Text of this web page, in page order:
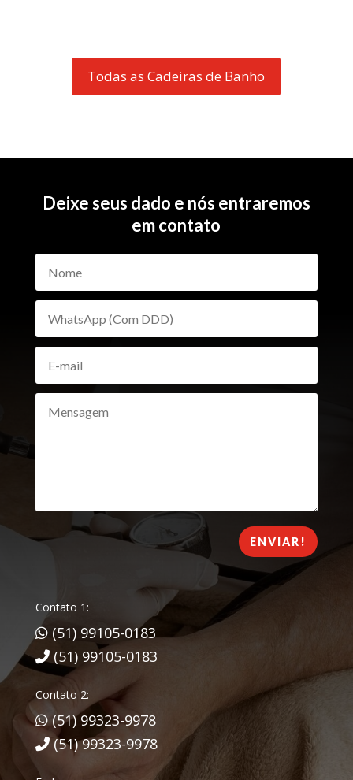
Todas as Cadeiras de Banho
Deixe seus dado e nós entraremos
em contato
ENVIAR!
Contato 1:
(51) 99105-0183
(51) 99105-0183
Contato 2:
(51) 99323-9978
(51) 99323-9978